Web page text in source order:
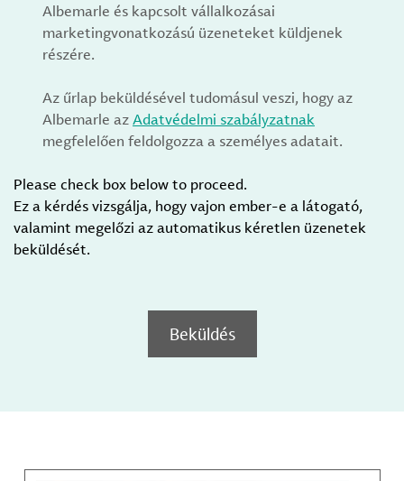
Albemarle és kapcsolt vállalkozásai
marketingvonatkozású üzeneteket küldjenek
részére.
Az űrlap beküldésével tudomásul veszi, hogy az
Albemarle azAdatvédelmi szabályzatnak
megfelelően feldolgozza a személyes adatait.
Please check box below to proceed.
Ez a kérdés vizsgálja, hogy vajon ember-e a látogató,
valamint megelőzi az automatikus kéretlen üzenetek
beküldését.
Beküldés